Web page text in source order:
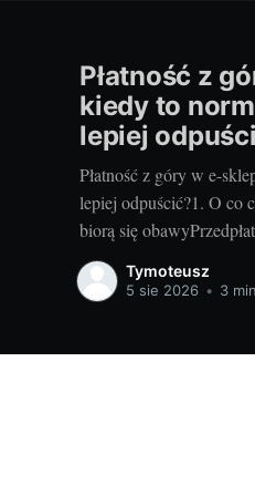
Płatność z
kiedy to
lepiej
Płatność z góry w e-
lepiej odpuścić?1. O co
biorą się
zanim sprzedawca je
o nią z kilku powodów:
Tymoteusz
5 sie 2026 • 3